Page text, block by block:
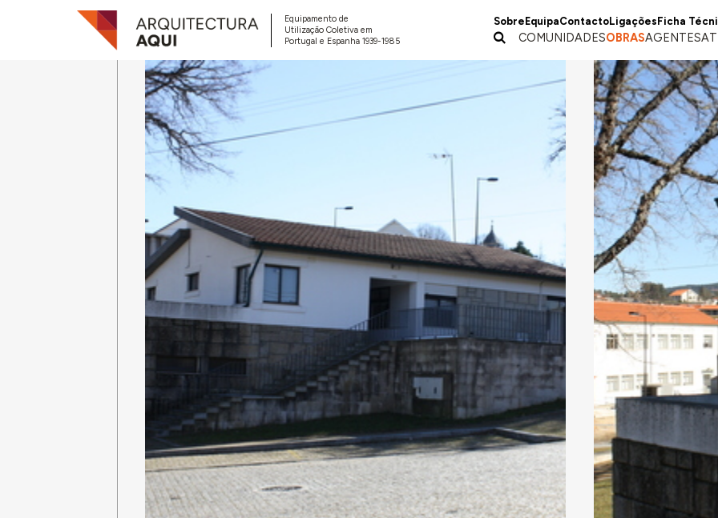
Equipamento de
Utilização Coletiva em
Portugal e Espanha 1939-1985
Sobre EquipaContactoLigações Ficha
COMUNIDADESOBRASAGENTES